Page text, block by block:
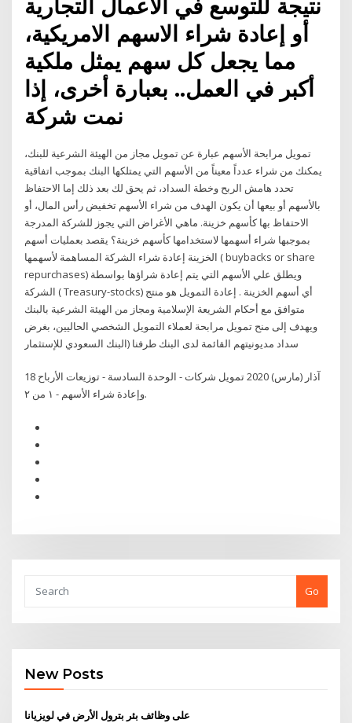
نتيجة للتوسع في الأعمال التجارية
أو إعادة شراء الاسهم الامريكية،
مما يجعل كل سهم يمثل ملكية
أكبر في العمل.. بعبارة أخرى، إذا
نمت شركة
تمويل مرابحة الأسهم عبارة عن تمويل مجاز من الهيئة الشرعية للبنك،
يمكنك من شراء عدداً معيناً من الأسهم التي يمتلكها البنك بموجب اتفاقية
تحدد هامش الربح وخطة السداد، ثم يحق لك بعد ذلك إما الاحتفاظ
بالأسهم أو بيعها أن يكون الهدف من شراء الأسهم تخفيض رأس المال، أو
الاحتفاظ بها كأسهم خزينة. ماهي الأغراض التي يجوز للشركة المدرجة
بموجبها شراء أسهمها لاستخدامها كأسهم خزينة؟ يقصد بعمليات أسهم
الخزينة إعادة شراء الشركة المساهمة لأسهمها ( buybacks or share
repurchases) ويطلق علي الأسهم التي يتم إعادة شراؤها بواسطة
الشركة ( Treasury-stocks) أي أسهم الخزينة . إعادة التمويل هو منتج
متوافق مع أحكام الشريعة الإسلامية ومجاز من الهيئة الشرعية بالبنك
ويهدف إلى منح تمويل مرابحة لعملاء التمويل الشخصي الحاليين، بغرض
سداد مديونيتهم القائمة لدى البنك طرفنا (البنك السعودي للإستثمار
18 آذار (مارس) 2020 تمويل شركات - الوحدة السادسة - توزيعات الأرباح
وإعادة شراء الأسهم - ١ من ٢.
Go
New Posts
على وظائف بئر بترول الأرض في لويزيانا